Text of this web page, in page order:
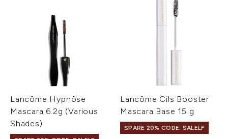
Lancôme Hypnôse
Mascara 6.2g (Various
Shades)
Lancôme Cils Booster
Mascara Base 15 g
SPARE 20% CODE: SALELF